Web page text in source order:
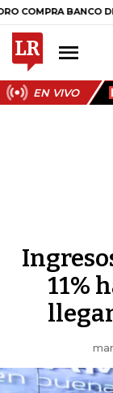
BANCO DE LA
EN VIVO
11%